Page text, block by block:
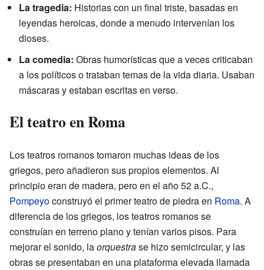
La tragedia: Historias con un final triste, basadas en
leyendas heroicas, donde a menudo intervenían los
dioses.
La comedia: Obras humorísticas que a veces criticaban
a los políticos o trataban temas de la vida diaria. Usaban
máscaras y estaban escritas en verso.
El teatro en Roma
Los teatros romanos tomaron muchas ideas de los
griegos, pero añadieron sus propios elementos. Al
principio eran de madera, pero en el año 52 a.C.,
Pompeyoconstruyó el primer teatro de piedra en Roma. A
diferencia de los griegos, los teatros romanos se
construían en terreno plano y tenían varios pisos. Para
mejorar el sonido, laorquestrase hizo semicircular, y las
obras se presentaban en una plataforma elevada llamada